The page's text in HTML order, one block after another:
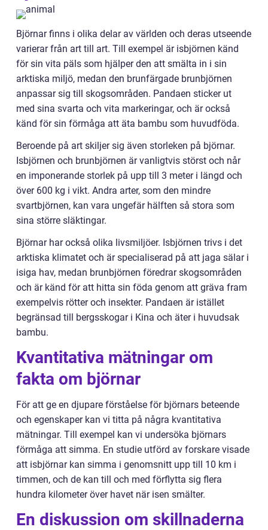
Björnar finns i olika delar av världen och deras utseende
varierar från art till art. Till exempel är isbjörnen känd
för sin vita päls som hjälper den att smälta in i sin
arktiska miljö, medan den brunfärgade brunbjörnen
anpassar sig till skogsområden. Pandaen sticker ut
med sina svarta och vita markeringar, och är också
känd för sin förmåga att äta bambu som huvudföda.
Beroende på art skiljer sig även storleken på björnar.
Isbjörnen och brunbjörnen är vanligtvis störst och når
en imponerande storlek på upp till 3 meter i längd och
över 600 kg i vikt. Andra arter, som den mindre
svartbjörnen, kan vara ungefär hälften så stora som
sina större släktingar.
Björnar har också olika livsmiljöer. Isbjörnen trivs i det
arktiska klimatet och är specialiserad på att jaga sälar i
isiga hav, medan brunbjörnen föredrar skogsområden
och är känd för att hitta sin föda genom att gräva fram
exempelvis rötter och insekter. Pandaen är istället
begränsad till bergsskogar i Kina och äter i huvudsak
bambu.
Kvantitativa mätningar om
fakta om björnar
För att ge en djupare förståelse för björnars beteende
och egenskaper kan vi titta på några kvantitativa
mätningar. Till exempel kan vi undersöka björnars
förmåga att simma. En studie utförd av forskare visade
att isbjörnar kan simma i genomsnitt upp till 10 km i
timmen, och de kan till och med förflytta sig flera
hundra kilometer över havet när isen smälter.
En diskussion om skillnaderna